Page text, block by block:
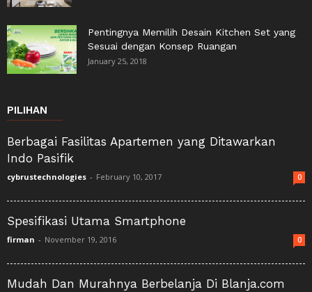
Pentingnya Memilih Desain Kitchen Set yang
Sesuai dengan Konsep Ruangan
January 25, 2018
PILIHAN
Berbagai Fasilitas Apartemen yang Ditawarkan
Indo Pasifik
cybrustechnologies - February 10, 2017 0
Spesifikasi Utama Smartphone
firman - November 19, 2016 0
Mudah Dan Murahnya Berbelanja Di Blanja.com